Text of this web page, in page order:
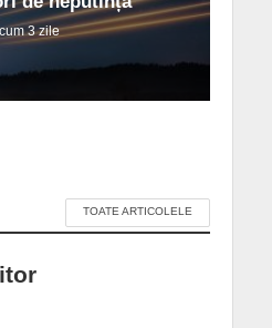
3 zile
TOATE ARTICOLELE